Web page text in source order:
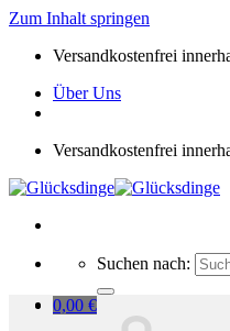
Zum Inhalt springen
Versandkostenfrei
Über Uns
Versandkostenfrei
Suchen nach:
0,00 €